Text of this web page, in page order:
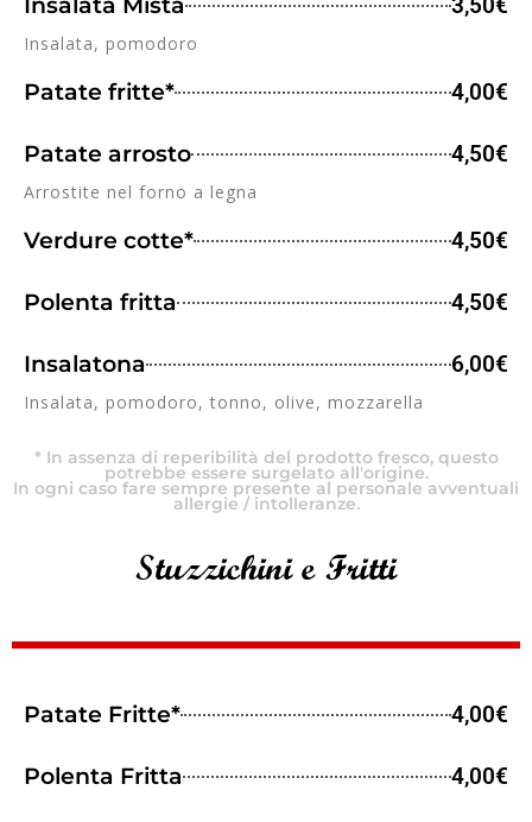
Insalata, pomodoro
Patate fritte* 4,00€
Patate arrosto 4,50€
Arrostite nel forno a legna
Verdure cotte* 4,50€
Polenta fritta 4,50€
Insalatona 6,00€
Insalata, pomodoro, tonno, olive, mozzarella
* In assenza di reperibilità del prodotto fresco, questo
potrebbe essere surgelato all'origine.
In ogni caso fare sempre presente al personale avventuali
allergie / intolleranze.
Stuzzichini e Fritti
Patate Fritte* 4,00€
Polenta Fritta 4,00€